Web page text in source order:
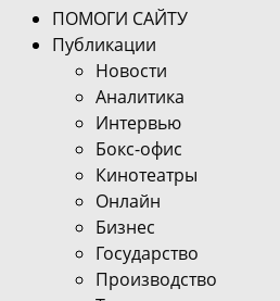
ПОМОГИ САЙТУ
Публикации
Новости
Аналитика
Интервью
Бокс-офис
Кинотеатры
Онлайн
Бизнес
Государство
Производство